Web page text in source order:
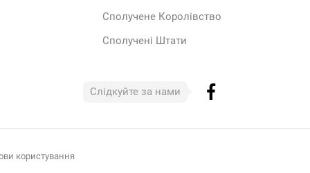
Сполучене Королівство
Сполучені Штати
Слідкуйте за нами
користування